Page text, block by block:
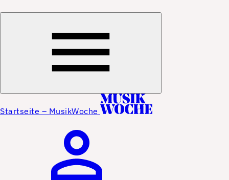
Startseite – MusikWoche